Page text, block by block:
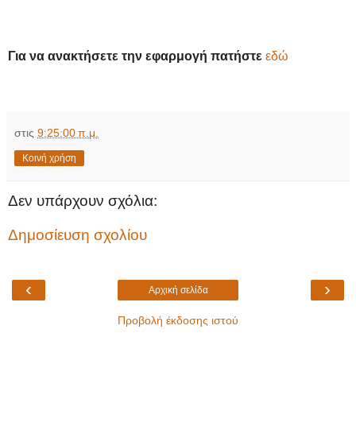
Για να ανακτήσετε την εφαρμογή πατήστε εδώ
στις 9:25:00 π.μ.
Κοινή χρήση
Δεν υπάρχουν σχόλια:
Δημοσίευση σχολίου
‹ ›
Αρχική σελίδα
Προβολή έκδοσης ιστού